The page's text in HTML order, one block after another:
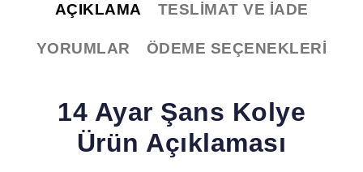
AÇIKLAMA TESLIMAT VE İADE
YORUMLAR ÖDEME SEÇENEKLERI
14 Ayar Şans Kolye
Ürün Açıklaması